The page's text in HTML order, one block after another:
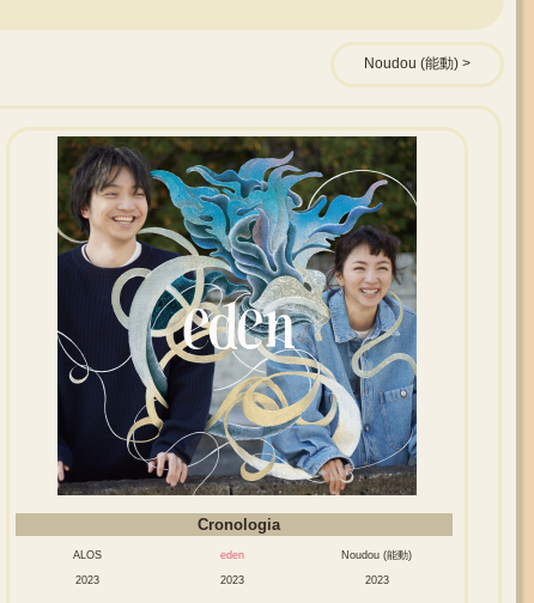
Noudou (能動)
Cronologia
ALOS
2023
eden
2023
Noudou (能動)
2023